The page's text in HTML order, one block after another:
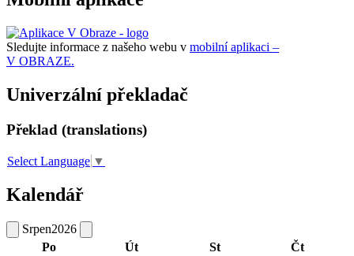
Sledujte informace z našeho webu v mobilní aplikaci –
V OBRAZE.
Univerzální překladač
Překlad (translations)
Select Language ▼
Kalendář
Srpen2026
Po
Út St Čt